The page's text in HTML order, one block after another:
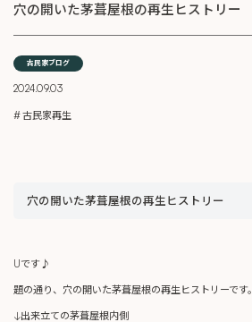
穴の開いた茅葺屋根の再生ヒストリー
古民家ブログ
2024.09.03
古民家再生
穴の開いた茅葺屋根の再生ヒストリー
Uです♪
題の通り、穴の開いた茅葺屋根の再生ヒストリーです。
↓出来立ての茅葺屋根内側